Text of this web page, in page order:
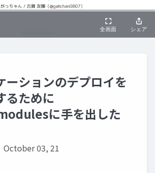
ーションのデプロイを
るために
に手を出した
October 03, 21